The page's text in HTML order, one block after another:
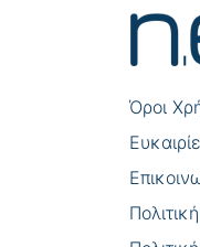
άρθρων
Όροι